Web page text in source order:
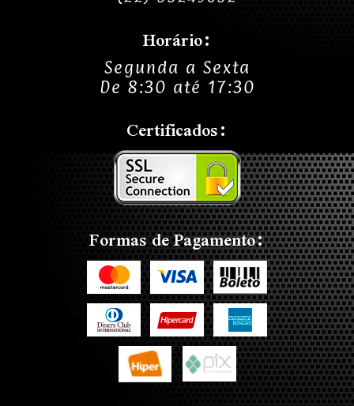
Horário:
Segunda a Sexta
De 8:30 até 17:30
Certificados:
Formas de Pagamento: